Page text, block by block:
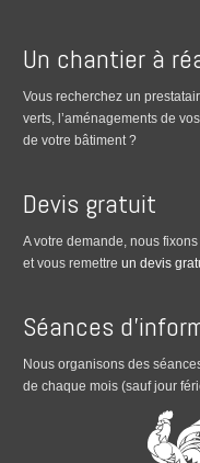
Un chantier à
Vous recherchez un
verts, l’aménagements de
de votre bâtiment ?
Devis gratuit
A votre demande, nous
et vous remettreun devis
Séances
Nous organisons des
de chaque mois (sauf jour